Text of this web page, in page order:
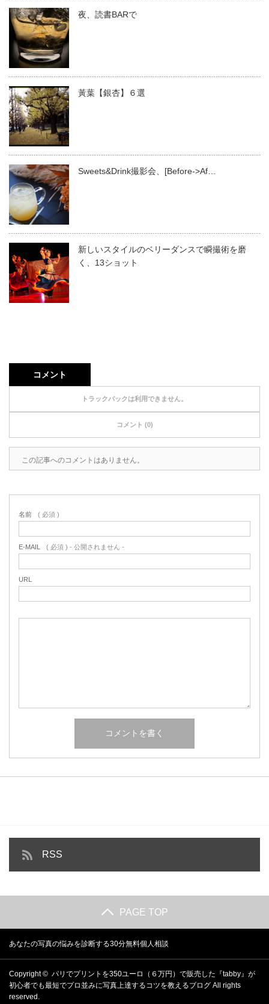
夜、読書BARで
黃葉【銀杏】６選
Sweets&Drink撮影会、[Before->Af…
新しいスタイルのベリーダンスで瞬撮術を磨
く、13ショット
コメント
トラックバックは利用できません。
コメント (0)
この記事へのコメントはありません。
名前 ( 必須 )
E-MAIL ( 必須 ) - 公開されません -
URL
RSS
PAGE TOP
あなたの写真の悩みを診断する30分無料個人相談
Copyright © パリでプリントを350ユーロ（６万円）で販売した『tabby』が
初心者でも最短でプロ並みに写真上達するコツを教えるブログ All rights
reserved.